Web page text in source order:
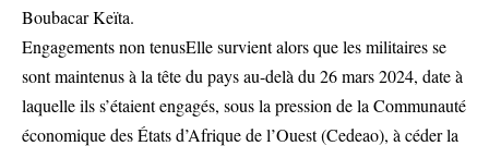
Boubacar Keïta.
Engagements non tenusElle survient alors que les militaires se
sont maintenus à la tête du pays au-delà du 26 mars 2024, date à
laquelle ils s’étaient engagés, sous la pression de la Communauté
économique des États d’Afrique de l’Ouest (Cedeao), à céder la